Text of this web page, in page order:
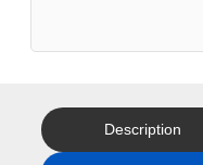
Description